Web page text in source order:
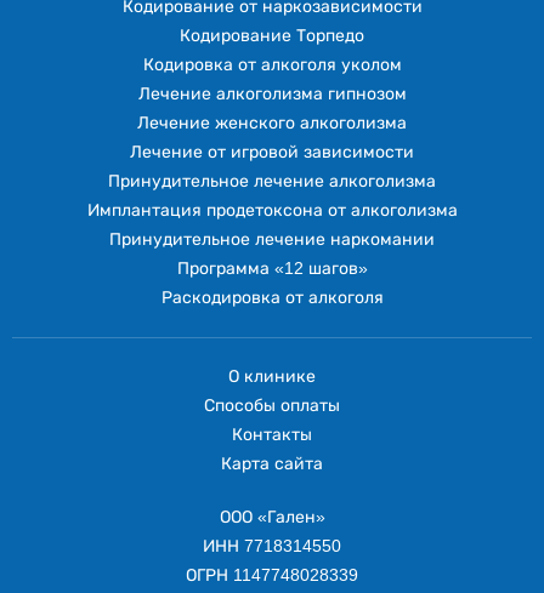
Кодирование от наркозависимости
Кодирование Торпедо
Кодировка от алкоголя уколом
Лечение алкоголизма гипнозом
Лечение женского алкоголизма
Лечение от игровой зависимости
Принудительное лечение алкоголизма
Имплантация продетоксона от алкоголизма
Принудительное лечение наркомании
Программа «12 шагов»
Раскодировка от алкоголя
О клинике
Способы оплаты
Контакты
Карта сайта
ООО «Гален»
ИНН 7718314550
ОГРН 1147748028339